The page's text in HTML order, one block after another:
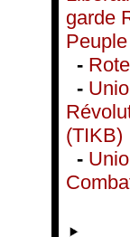
garde
-
-
(TIKB)
-